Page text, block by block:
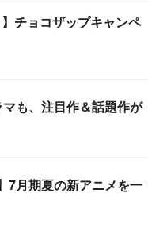
】チョコザップキャンペ
も、注目作＆話題作が
7月期夏の新アニメを一